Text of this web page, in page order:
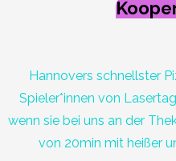
Hannovers schnellster
Spieler*innen von
wenn sie bei uns an der
von 20min mit heißer